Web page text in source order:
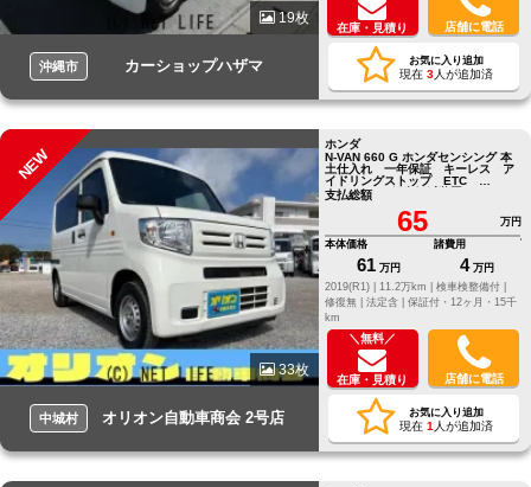
19枚
沖縄市 カーショップハザマ
在庫・見積り 店舗に電話
お気に入り追加
現在 3人が追加済
NEW
33枚
中城村 オリオン自動車商会 2号店
ホンダ
N-VAN 660 G ホンダセンシング 本
土仕入れ 一年保証 キーレス ア
イドリングストップ ETC
Bluetooth 衝突軽減装置
支払総額
65
万円
本体価格
61 万円
諸費用
4 万円
2019(R1) |
11.2万km |
検車検整備付 |
修復無 | 法定含 | 保証付・12ヶ月・15千
km
＼無料／
在庫・見積り 店舗に電話
お気に入り追加
現在 1 人が追加済